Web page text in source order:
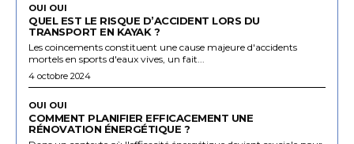
OUI OUI
QUEL EST LE RISQUE D’ACCIDENT LORS DU
TRANSPORT EN KAYAK ?
Les coincements constituent une cause majeure d'accidents
mortels en sports d'eaux vives, un fait...
4 octobre 2024
OUI OUI
COMMENT PLANIFIER EFFICACEMENT UNE
RÉNOVATION ÉNERGÉTIQUE ?